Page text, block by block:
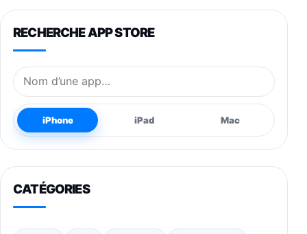
RECHERCHE APP STORE
Nom de l’application
iPhone iPad Mac
CATÉGORIES